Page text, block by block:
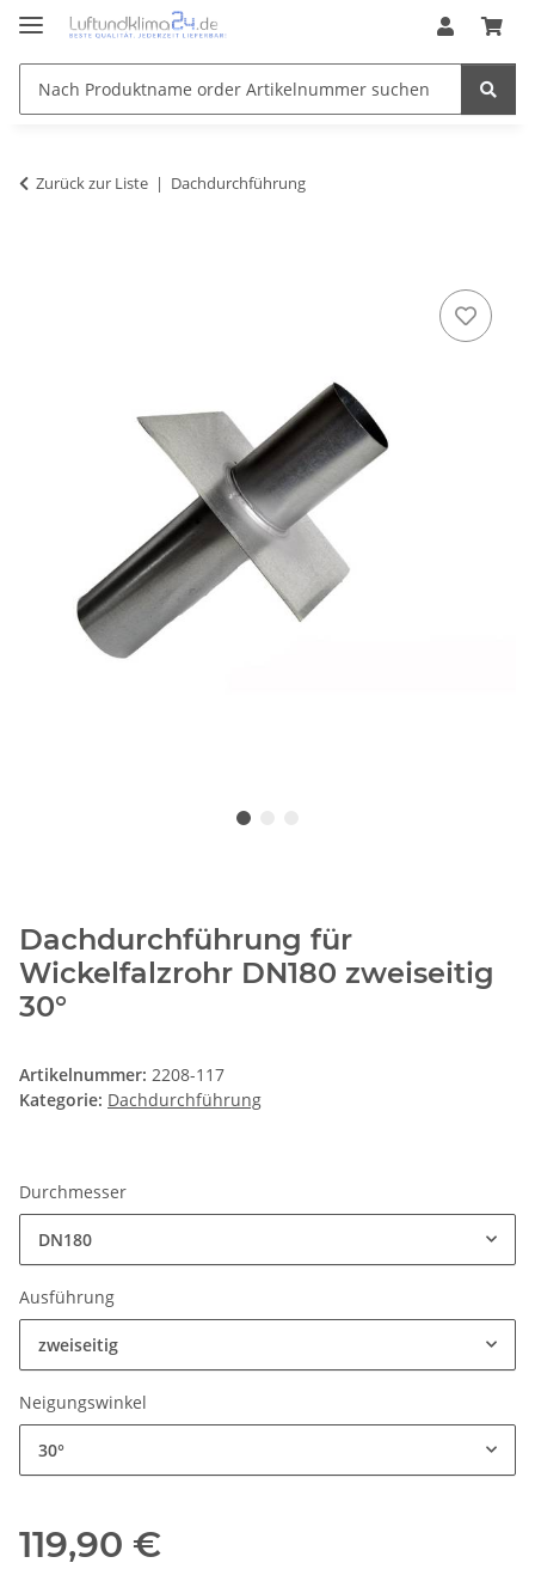
Zurück zur Liste Dachdurchführung
Dachdurchführung für
Wickelfalzrohr DN180 zweiseitig
30°
Artikelnummer: 2208-117
Kategorie: Dachdurchführung
Durchmesser
DN180
Ausführung
zweiseitig
Neigungswinkel
30°
119,90 €